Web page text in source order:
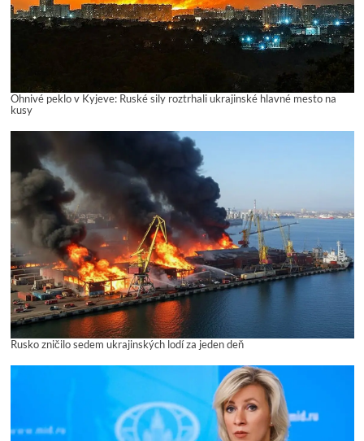
Ohnivé peklo v Kyjeve: Ruské sily roztrhali ukrajinské hlavné mesto na
kusy
Rusko zničilo sedem ukrajinských lodí za jeden deň